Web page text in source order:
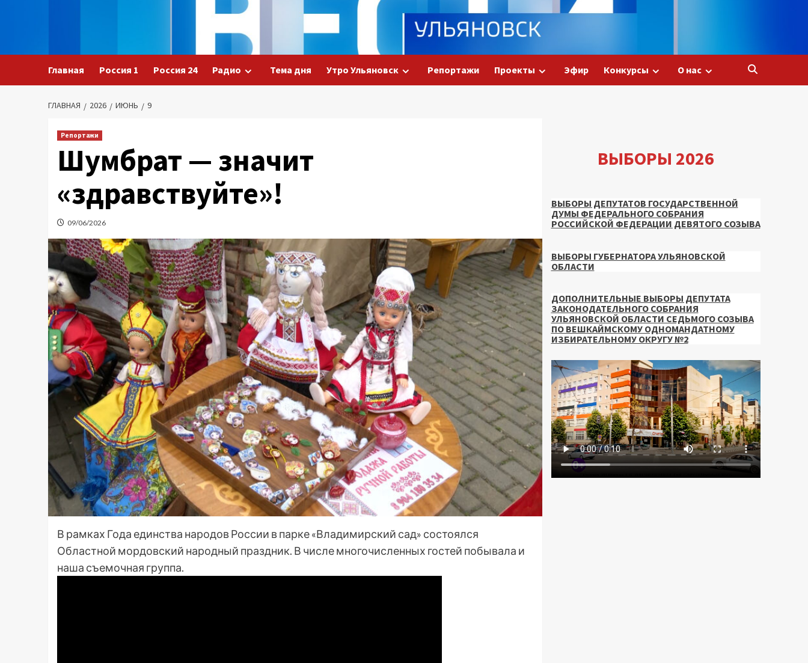
Главная Россия 1 Россия 24 Радио Тема дня Утро Ульяновск Репортажи Проекты Эфир Конкурсы О нас
ГЛАВНАЯ 2026 ИЮНЬ 9
Репортажи
Шумбрат — значит
«здравствуйте»!
09/06/2026
В рамках Года единства народов России в парке «Владимирский сад» состоялся
Областной мордовский народный праздник. В числе многочисленных гостей побывала и
наша съемочная группа.
ВЫБОРЫ 2026
ВЫБОРЫ ДЕПУТАТОВ ГОСУДАРСТВЕННОЙ
ДУМЫ ФЕДЕРАЛЬНОГО СОБРАНИЯ
РОССИЙСКОЙ ФЕДЕРАЦИИ ДЕВЯТОГО СОЗЫВА
ВЫБОРЫ ГУБЕРНАТОРА УЛЬЯНОВСКОЙ
ОБЛАСТИ
ДОПОЛНИТЕЛЬНЫЕ ВЫБОРЫ ДЕПУТАТА
ЗАКОНОДАТЕЛЬНОГО СОБРАНИЯ
УЛЬЯНОВСКОЙ ОБЛАСТИ СЕДЬМОГО СОЗЫВА
ПО ВЕШКАЙМСКОМУ ОДНОМАНДАТНОМУ
ИЗБИРАТЕЛЬНОМУ ОКРУГУ №2